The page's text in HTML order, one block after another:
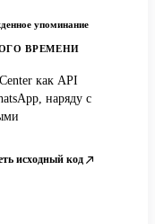
упоминание
ВРЕМЕНИ
как API
наряду с
исходный код